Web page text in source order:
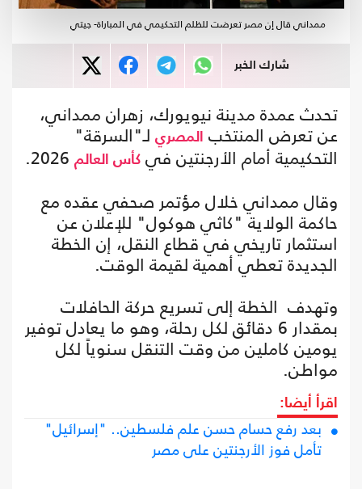
ممداني قال إن مصر تعرضت للظلم التحكيمي في المباراة- جيتي
شارك الخبر
تحدث عمدة مدينة نيويورك، زهران ممداني،
عن تعرض المنتخب المصري لـ"السرقة"
التحكيمية أمام الأرجنتين في كأس العالم
وقال ممداني خلال مؤتمر صحفي عقده مع
حاكمة الولاية "كاثي هوكول" للإعلان عن
استثمار تاريخي في قطاع النقل، إن الخطة
الجديدة تعطي أهمية لقيمة الوقت.
وتهدف الخطة إلى تسريع حركة الحافلات
بمقدار 6 دقائق لكل رحلة، وهو ما يعادل توفير
يومين كاملين من وقت التنقل سنوياً لكل
مواطن.
اقرأ أيضا:
بعد رفع حسام حسن علم فلسطين.. "إسرائيل"
تأمل فوز الأرجنتين على مصر